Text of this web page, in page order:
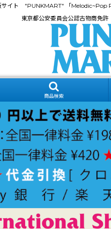
イト "PUNKMART" 「Melodic~Pop
東京都公安委員会公認古物商免
商品検索